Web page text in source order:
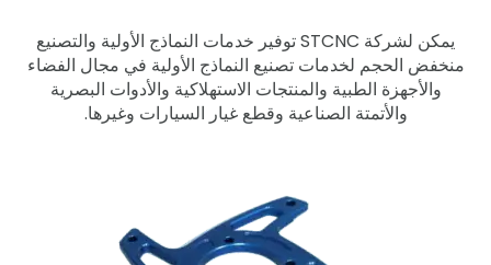
يمكن لشركة STCNC توفير خدمات النماذج الأولية والتصنيع
منخفض الحجم لخدمات تصنيع النماذج الأولية في مجال الفضاء
والأجهزة الطبية والمنتجات الاستهلاكية والأدوات البصرية
والأتمتة الصناعية وقطع غيار السيارات وغيرها.